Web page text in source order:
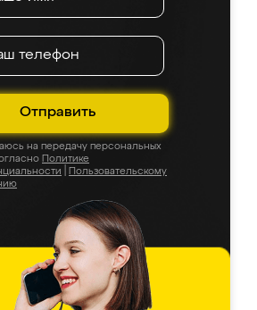
Отправить
на передачу персональных
Политике
Пользовательскому